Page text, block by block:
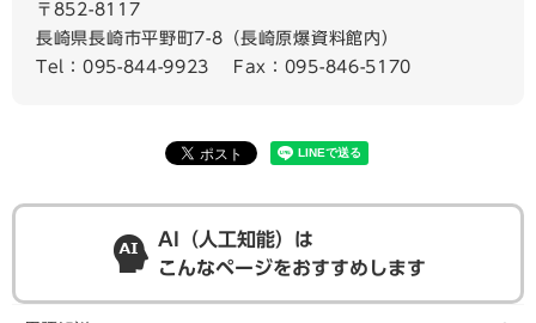
〒852-8117
長崎県長崎市平野町7-8（長崎原爆資料館内）
Tel：095-844-9923
Fax：095-846-5170
AI（人工知能）は
こんなページをおすすめします